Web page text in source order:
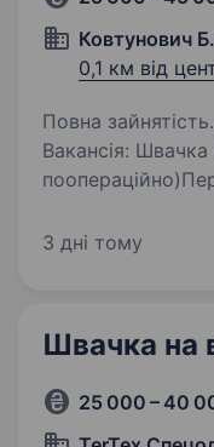
Ковтунович
0,1 км від
Повна
Вакансія:
штату швейного
3 дні тому
Швачка на
25 000 – 40